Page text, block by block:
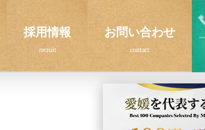
採用情報 お問い合わせ